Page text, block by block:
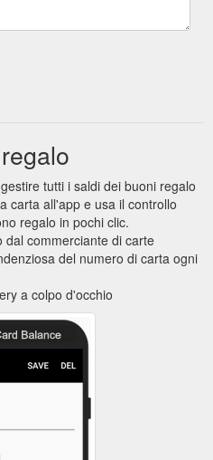
tutti i saldi dei buoni regalo
carta all'app e usa il controllo
regalo in pochi clic.
dal commerciante di carte
del numero di carta ogni
a colpo d'occhio